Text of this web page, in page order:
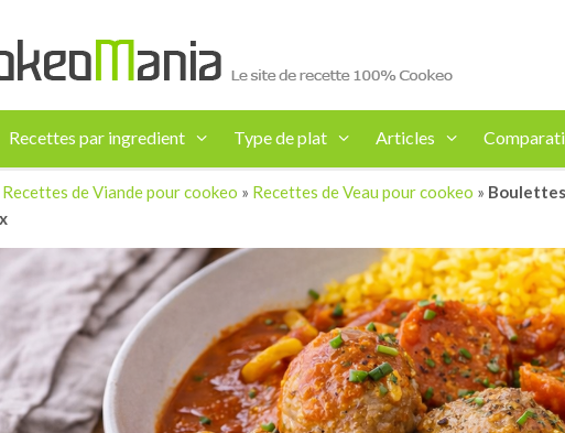
Recettes par ingredient Type de plat Articles
Recettes de Viande pour cookeo » Recettes de Veau pour cookeo »